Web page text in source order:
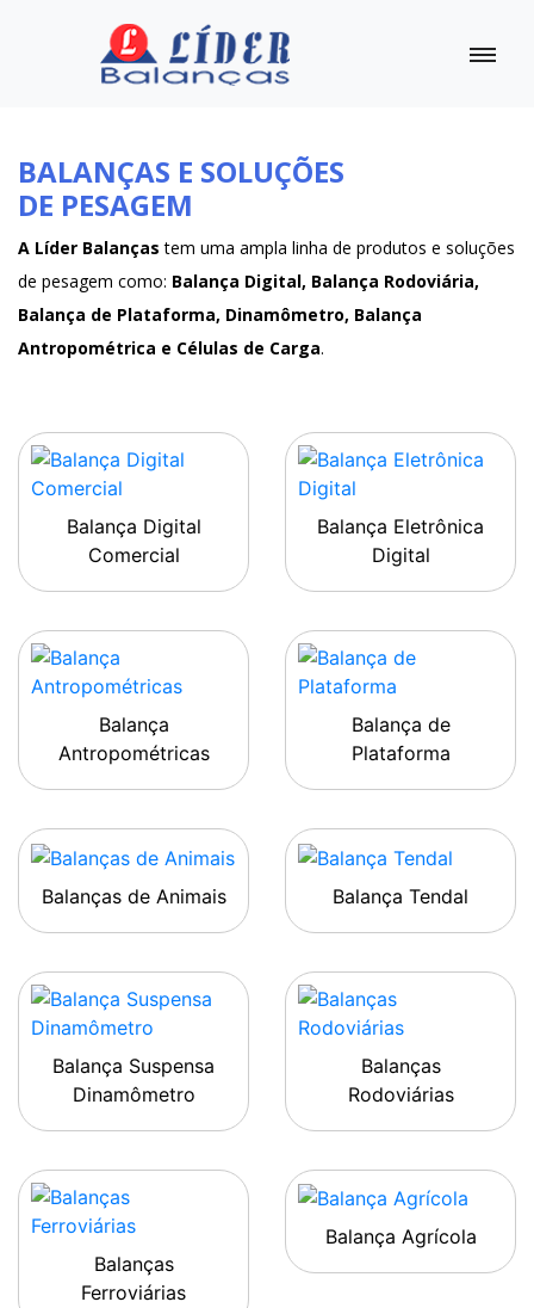
BALANÇAS E SOLUÇÕES
DE PESAGEM
A Líder Balanças tem uma ampla linha de produtos e soluções
de pesagem como: Balança Digital, Balança Rodoviária,
Balança de Plataforma, Dinamômetro, Balança
Antropométrica e Células de Carga.
Balança Digital
Comercial
Balança Eletrônica
Digital
Balança
Antropométricas
Balança de
Plataforma
Balanças de Animais Balança Tendal
Balança Suspensa
Dinamômetro
Balanças
Rodoviárias
Balanças
Ferroviárias
Balança Agrícola